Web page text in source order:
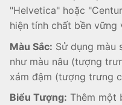
"Helvetica" hoặc
hiện tính chất bền vững
Màu Sắc: Sử dụng màu
như màu nâu (tượng
xám đậm (tượng trưng
Biểu Tượng: Thêm một